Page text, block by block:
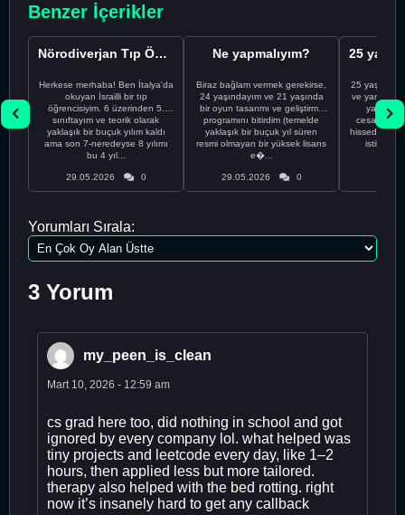
Benzer İçerikler
Nörodiverjan Tıp Öğrencisi Yeni Bir Yol Arıyor
Herkese merhaba! Ben İtalya'da
okuyan İsrailli bir tıp
öğrencisiyim. 6 üzerinden 5.
sınıftayım ve teorik olarak
yaklaşık bir buçuk yılım kaldı
ama son 7-neredeyse 8 yılımı
bu 4 yıl...
29.05.2026 0
Ne yapmalıyım?
Biraz bağlam vermek gerekirse,
24 yaşındayım ve 21 yaşında
bir oyun tasarımı ve geliştirme
programını bitirdim (temelde
yaklaşık bir buçuk yıl süren
resmi olmayan bir yüksek lisans
e�...
29.05.2026 0
25
ve yanlış
cesaretimin
Yorumları Sırala:
3 Yorum
my_peen_is_clean
Mart 10, 2026 - 12:59 am
cs grad here too, did nothing in school and got
ignored by every company lol. what helped was
tiny projects and leetcode every day, like 1–2
hours, then applied less but more tailored.
therapy also helped with the bed rotting. right
now it’s insanely hard to get any callback